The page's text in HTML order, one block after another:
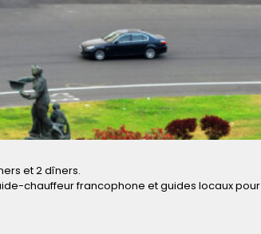
et 2 dîners.
chauffeur francophone et guides locaux pour